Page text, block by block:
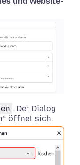
. Der Dialog
öffnet sich.